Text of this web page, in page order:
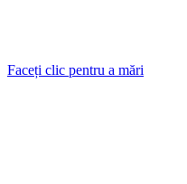
Faceți clic pentru a mări